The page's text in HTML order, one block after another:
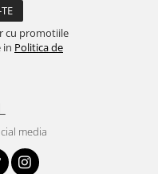
cu promotiile
in Politica de
media